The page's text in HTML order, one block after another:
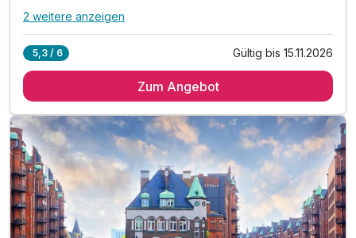
Alle Inklusivleistungen
2 x reichhaltiges Frühstück vom Buffet
inkl. Late Check out bis 14.00 Uhr
inkl. W-LAN Nutzung im Hotel & Zimmer
inkl. Kinder bis 5 Jahren kostenfrei
2 weitere anzeigen
5,3 / 6 Gültig bis 15.11.2026
Zum Angebot